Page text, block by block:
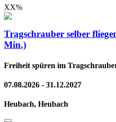
XX%
Tragschrauber selber
Min.)
Freiheit spüren im
07.08.2026 - 31.12.2027
Heubach, Heubach